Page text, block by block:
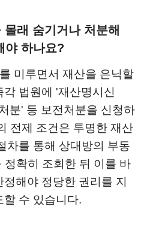
래 숨기거나 처분해
야 하나요?
미루면서 재산을 은닉할
법원에 '재산명시신
분' 등 보전처분을 신청하
전제 조건은 투명한 재산
차를 통해 상대방의 부동
정확히 조회한 뒤 이를 바
해야 정당한 권리를 지
할 수 있습니다.